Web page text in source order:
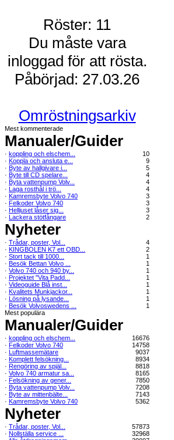
Röster: 11
Du måste vara
inloggad för att rösta.
Påbörjad: 27.03.26
Omröstningsarkiv
Mest kommenterade
Manualer/Guider
· koppling och elschem...
10
· Koppla och ansluta e...
9
· Byte av hallgivare i...
5
· Byte till CD spelare...
4
· Byta vattenpump Volv...
4
· Laga rosthål i trö...
4
· Kamremsbyte Volvo 740
3
· Felkoder Volvo 740
3
· Helljuset låser sig...
3
· Lackera stötfångare 2
Nyheter
· Trådar, poster, Vol...
4
· KINGBOLEN K7 ett OBD...
2
· Stort tack till 1000...
1
· Besök Bettan Volvo ...
1
· Volvo 740 och 940 by...
1
· Projektet "Vita Padd...
1
· Videoguide Blå inst...
1
· Kvalitets Munkjackor...
1
· Lösning på lysande...
1
· Besök Volvoswedens ...
1
Mest populära
Manualer/Guider
· koppling och elschem...
16676
· Felkoder Volvo 740
14758
· Luftmassemätare
9037
· Komplett felsökning...
8934
· Rengöring av spjäl...
8818
· Volvo 740 armatur sa...
8165
· Felsökning av gener...
7850
· Byta vattenpump Volv...
7208
· Byte av mittenbälte...
7143
· Kamremsbyte Volvo 740 5362
Nyheter
· Trådar, poster, Vol...
57873
· Nollställa service ...
32968